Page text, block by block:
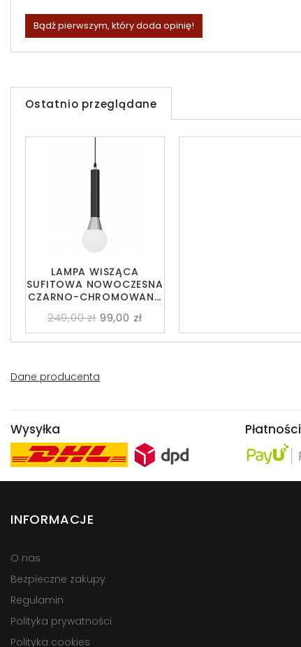
Bądź pierwszym, który doda opinię!
Ostatnio przeglądane
LAMPA WISZĄCA
SUFITOWA NOWOCZESNA
CZARNO-CHROMOWANA
249,00 zł 99,00 zł
Dane producenta
Wysyłka Płatności
INFORMACJE
O nas
Bezpieczne zakupy
Regulamin
Polityka prywatności
Polityka cookies